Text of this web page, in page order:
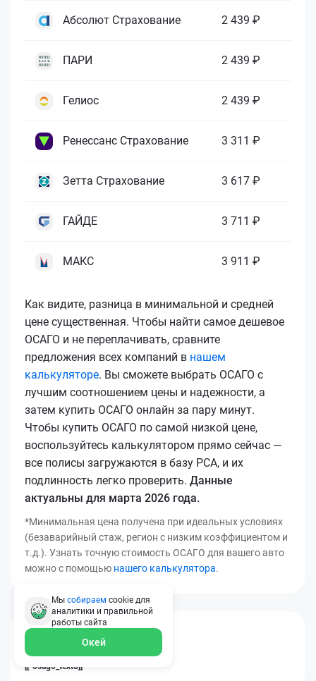
Абсолют Страхование 2 439 ₽
ПАРИ 2 439 ₽
Гелиос 2 439 ₽
Ренессанс Страхование 3 311 ₽
Зетта Страхование 3 617 ₽
ГАЙДЕ 3 711 ₽
МАКС 3 911 ₽
Как видите, разница в минимальной и средней
цене существенная. Чтобы найти самое дешевое
ОСАГО и не переплачивать, сравните
предложения всех компаний в нашем
калькуляторе. Вы сможете выбрать ОСАГО с
лучшим соотношением цены и надежности, а
затем купить ОСАГО онлайн за пару минут.
Чтобы купить ОСАГО по самой низкой цене,
воспользуйтесь калькулятором прямо сейчас —
все полисы загружаются в базу РСА, и их
подлинность легко проверить. Данные
актуальны для марта 2026 года.
*Минимальная цена получена при идеальных условиях
(безаварийный стаж, регион с низким коэффициентом и
т.д.). Узнать точную стоимость ОСАГО для вашего авто
можно с помощью нашего калькулятора.
[[*osago_title14]]
[[*osago_text8]]
Мы собираем cookie для
аналитики и правильной
работы сайта
Окей